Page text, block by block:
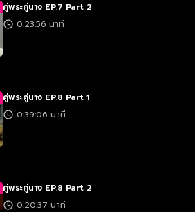
คู่พระคู่นาง EP.7 Part 2
0:23:56 นาที
คู่พระคู่นาง EP.8 Part 1
0:39:06 นาที
คู่พระคู่นาง EP.8 Part 2
0:20:37 นาที